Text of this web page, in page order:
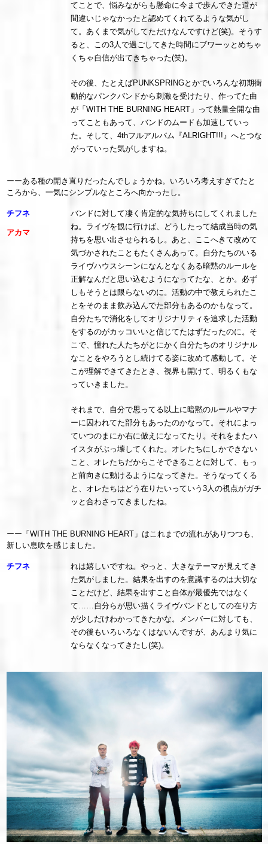
てことで、悩みながらも懸命に今まで歩んできた道が
間違いじゃなかったと認めてくれてるような気がし
て。あくまで気がしてただけなんですけど(笑)。そうす
ると、この3人で過ごしてきた時間にブワーッとめちゃ
くちゃ自信が出てきちゃった(笑)。
その後、たとえばPUNKSPRINGとかでいろんな初期衝
動的なパンクバンドから刺激を受けたり、作ってた曲
が「WITH THE BURNING HEART」って熱量全開な曲
ってこともあって、バンドのムードも加速していっ
た。そして、4thフルアルバム『ALRIGHT!!!』へとつな
がっていった気がしますね。
ーーある種の開き直りだったんでしょうかね。いろいろ考えすぎてたと
ころから、一気にシンプルなところへ向かったし。
チフネ
バンドに対して凄く肯定的な気持ちにしてくれました
ね。ライヴを観に行けば、どうしたって結成当時の気
持ちを思い出させられるし。あと、ここへきて改めて
気づかされたこともたくさんあって。自分たちのいる
ライヴハウスシーンになんとなくある暗黙のルールを
正解なんだと思い込むようになってたな、とか。必ず
しもそうとは限らないのに。活動の中で教えられたこ
とをそのまま飲み込んでた部分もあるのかもなって。
自分たちで消化をしてオリジナリティを追求した活動
をするのがカッコいいと信じてたはずだったのに。そ
こで、憧れた人たちがとにかく自分たちのオリジナル
なことをやろうとし続けてる姿に改めて感動して。そ
こが理解できてきたとき、視界も開けて、明るくもな
っていきました。
アカマ
それまで、自分で思ってる以上に暗黙のルールやマナ
ーに囚われてた部分もあったのかなって。それによっ
ていつのまにか右に倣えになってたり。それをまたハ
イスタがぶっ壊してくれた。オレたちにしかできない
こと、オレたちだからこそできることに対して、もっ
と前向きに動けるようになってきた。そうなってくる
と、オレたちはどう在りたいっていう3人の視点がガチ
ッと合わさってきましたね。
ーー「WITH THE BURNING HEART」はこれまでの流れがありつつも、
新しい息吹を感じました。
チフネ
れは嬉しいですね。やっと、大きなテーマが見えてき
た気がしました。結果を出すのを意識するのは大切な
ことだけど、結果を出すこと自体が最優先ではなく
て……自分らが思い描くライヴバンドとしての在り方
が少しだけわかってきたかな。メンバーに対しても、
その後もいろいろなくはないんですが、あんまり気に
ならなくなってきたし(笑)。